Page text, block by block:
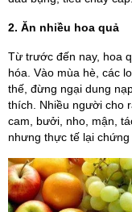
2. Ăn nhiều hoa quả
Từ trước đến nay, hoa
hóa. Vào mùa hè, các
thế, đừng ngại dung
thích. Nhiều người cho
cam, bưởi, nho, mận,
nhưng thực tế lại chứng